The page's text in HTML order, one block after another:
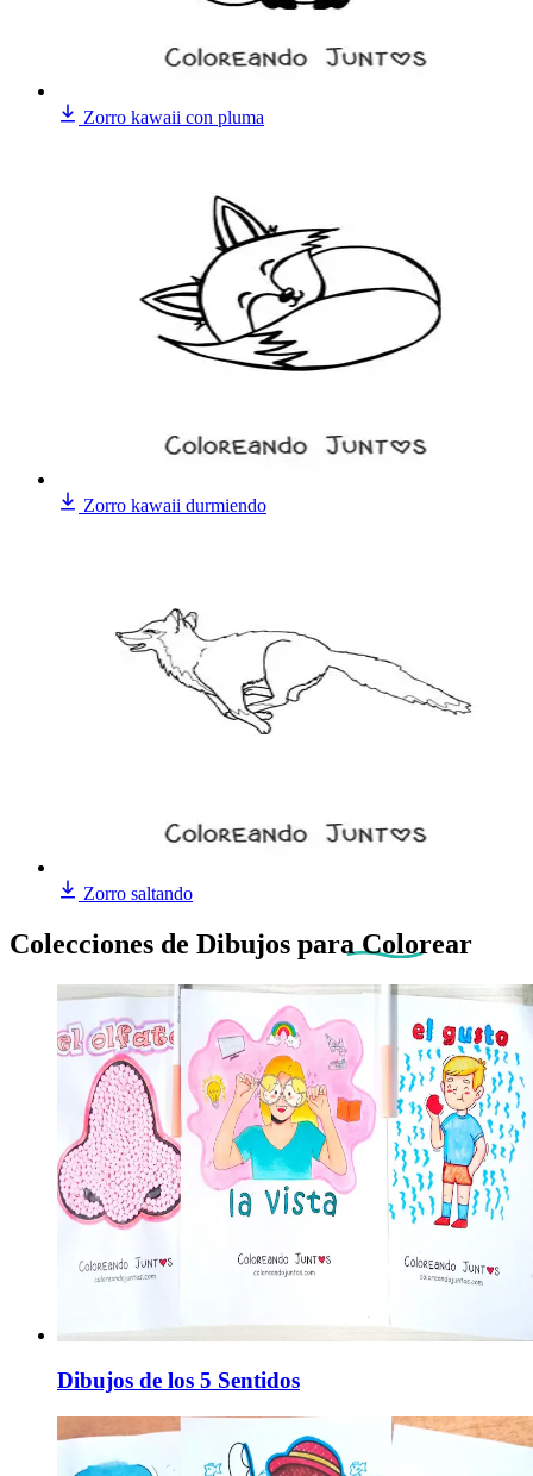
Zorro kawaii con pluma
Zorro kawaii durmiendo
Zorro saltando
Colecciones de Dibujos para Colorear
Dibujos de los 5 Sentidos